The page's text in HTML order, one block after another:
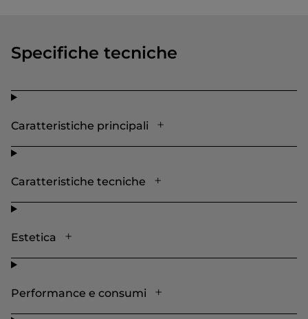
Specifiche tecniche
Caratteristiche principali
Caratteristiche tecniche
Estetica
Performance e consumi